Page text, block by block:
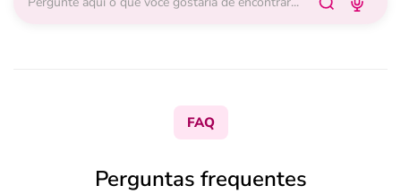
FAQ
Perguntas frequentes